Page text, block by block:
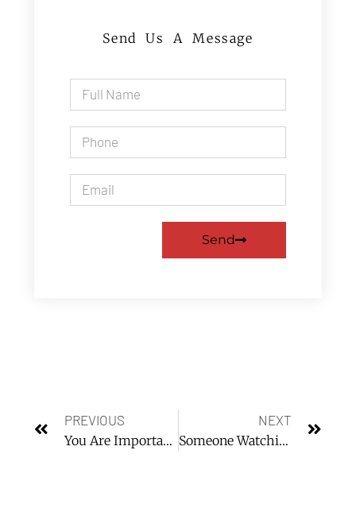
Send Us A Message
Send
PREVIOUS
You Are Important. We Are Here For You.
NEXT
Someone Watching Your Back? We Will Do It For You.